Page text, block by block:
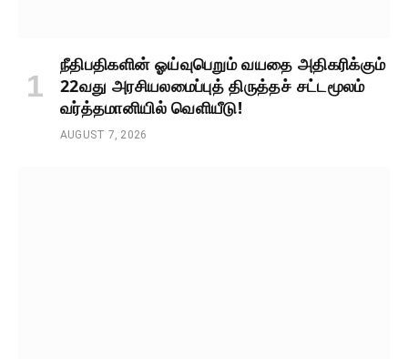
நீதிபதிகளின் ஓய்வுபெறும் வயதை அதிகரிக்கும்
22வது அரசியலமைப்புத் திருத்தச் சட்டமூலம்
வர்த்தமானியில் வெளியீடு!
AUGUST 7, 2026